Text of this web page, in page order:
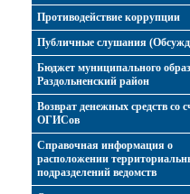
Противодействие коррупции
Публичные слушания
Бюджет муниципального
Раздольненский район
Возврат денежных средств со
ОГИСов
Справочная информация о
расположении
подразделений ведомств